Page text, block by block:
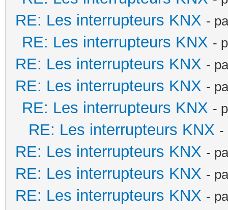
RE: Les interrupteurs KNX -
RE: Les interrupteurs KNX -
RE: Les interrupteurs KNX -
RE: Les interrupteurs KNX -
RE: Les interrupteurs KNX -
RE: Les interrupteurs KNX -
RE: Les interrupteurs KNX -
RE: Les interrupteurs KNX -
RE: Les interrupteurs KNX -